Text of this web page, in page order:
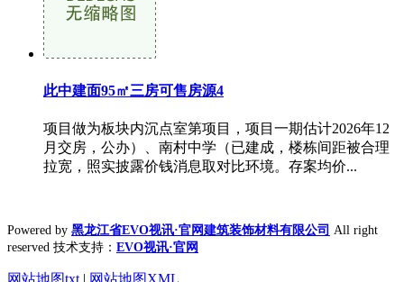
此中建面95㎡三房可售房源4
项目做为板块内沉点室第项目，项目一期估计2026年12
月交房，公办）、南村中学（已建成，楼栋间距被合理
拉宽，照实披露价钱消息取对比环境。存案均价...
Powered by 黑龙江省EVO视讯·官网建筑装饰材料有限公司 All right
reserved 技术支持： EVO视讯·官网
网站地图txt | 网站地图XML